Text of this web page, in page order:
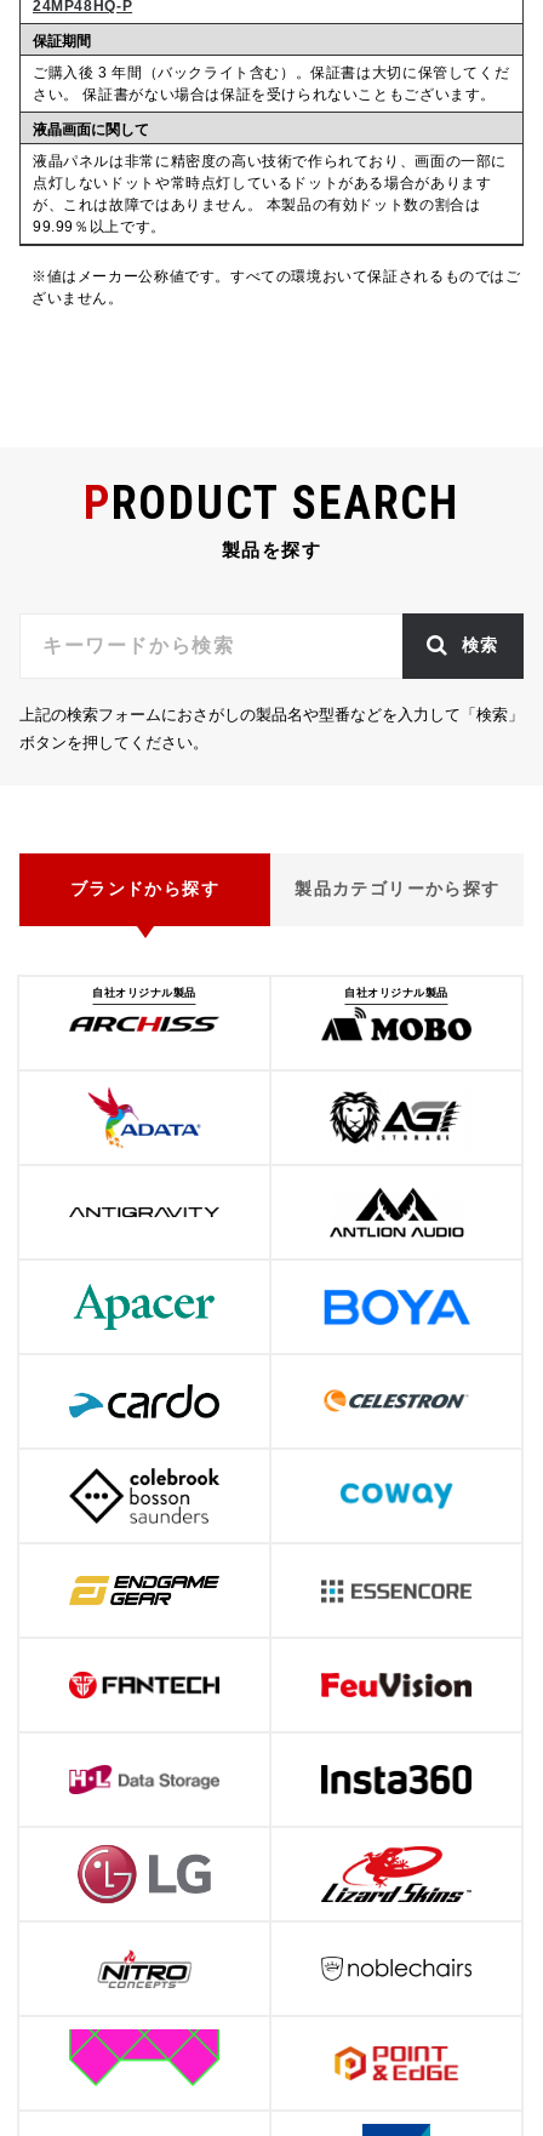
24MP48HQ-P
保証期間
ご購入後 3 年間（バックライト含む）。保証書は大切に保管してくだ
さい。 保証書がない場合は保証を受けられないこともございます。
液晶画面に関して
液晶パネルは非常に精密度の高い技術で作られており、画面の一部に
点灯しないドットや常時点灯しているドットがある場合があります
が、これは故障ではありません。 本製品の有効ドット数の割合は
99.99％以上です。
※値はメーカー公称値です。すべての環境おいて保証されるものではご
ざいません。
PRODUCT SEARCH
製品を探す
検索
上記の検索フォームにおさがしの製品名や型番などを入力して「検索」
ボタンを押してください。
ブランドから探す 製品カテゴリーから探す
自社オリジナル製品 自社オリジナル製品